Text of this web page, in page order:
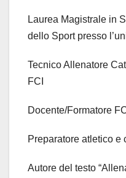
Laurea Magistrale in
dello Sport presso
Tecnico Allenatore
FCI
Docente/Formatore
Preparatore atletico e
Autore del testo